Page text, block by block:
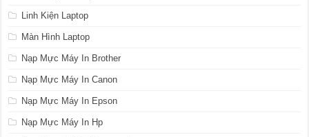
Linh Kiện Laptop
Màn Hình Laptop
Nạp Mực Máy In Brother
Nạp Mực Máy In Canon
Nạp Mực Máy In Epson
Nạp Mực Máy In Hp